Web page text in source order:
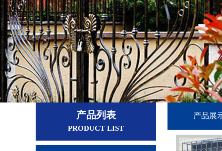
产品列表
PRODUCT LIST
产品展